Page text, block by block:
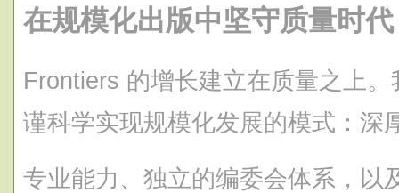
在规模化出版中坚守质量时代
Frontiers 的增长建立在质量之上
谨科学实现规模化发展的模式：深
专业能力、独立的编委会体系，以